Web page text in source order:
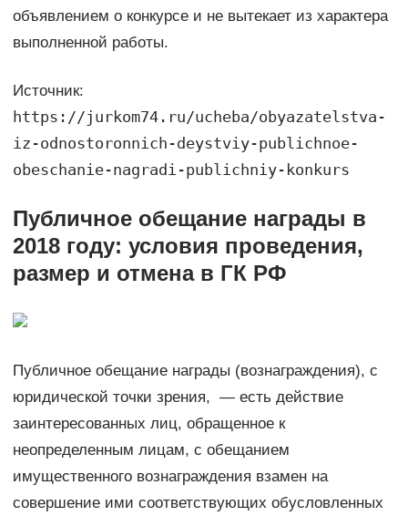
объявлением о конкурсе и не вытекает из характера
выполненной работы.
Источник:
https://jurkom74.ru/ucheba/obyazatelstva-
iz-odnostoronnich-deystviy-publichnoe-
obeschanie-nagradi-publichniy-konkurs
Публичное обещание награды в
2018 году: условия проведения,
размер и отмена в ГК РФ
Публичное обещание награды (вознаграждения), с
юридической точки зрения, — есть действие
заинтересованных лиц, обращенное к
неопределенным лицам, с обещанием
имущественного вознаграждения взамен на
совершение ими соответствующих обусловленных